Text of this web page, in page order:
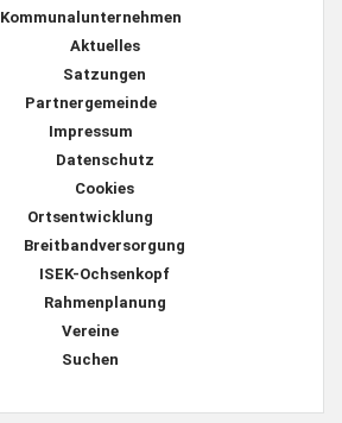
Kommunalunternehmen
Aktuelles
Satzungen
Partnergemeinde
Impressum
Datenschutz
Cookies
Ortsentwicklung
Breitbandversorgung
ISEK-Ochsenkopf
Rahmenplanung
Vereine
Suchen